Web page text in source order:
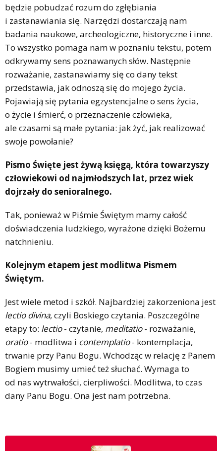
będzie pobudzać rozum do zgłębiania
i zastanawiania się. Narzędzi dostarczają nam
badania naukowe, archeologiczne, historyczne i inne.
To wszystko pomaga nam w poznaniu tekstu, potem
odkrywamy sens poznawanych słów. Następnie
rozważanie, zastanawiamy się co dany tekst
przedstawia, jak odnoszą się do mojego życia.
Pojawiają się pytania egzystencjalne o sens życia,
o życie i śmierć, o przeznaczenie człowieka,
ale czasami są małe pytania: jak żyć, jak realizować
swoje powołanie?
Pismo Święte jest żywą księgą, która towarzyszy
człowiekowi od najmłodszych lat, przez wiek
dojrzały do senioralnego.
Tak, ponieważ w Piśmie Świętym mamy całość
doświadczenia ludzkiego, wyrażone dzięki Bożemu
natchnieniu.
Kolejnym etapem jest modlitwa Pismem
Świętym.
Jest wiele metod i szkół. Najbardziej zakorzeniona jest
lectio divina, czyli Boskiego czytania. Poszczególne
etapy to: lectio- czytanie, meditatio- rozważanie,
oratio- modlitwa i contemplatio- kontemplacja,
trwanie przy Panu Bogu. Wchodząc w relację z Panem
Bogiem musimy umieć też słuchać. Wymaga to
od nas wytrwałości, cierpliwości. Modlitwa, to czas
dany Panu Bogu. Ona jest nam potrzebna.